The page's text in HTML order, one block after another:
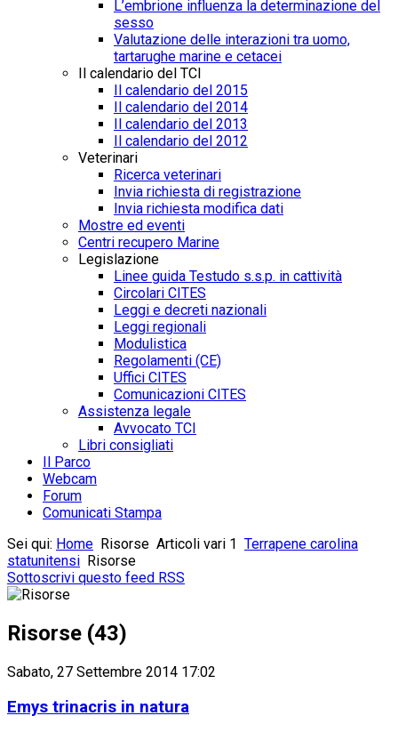
L’embrione influenza la determinazione del
sesso
Valutazione delle interazioni tra uomo,
tartarughe marine e cetacei
Il calendario del TCI
Il calendario del 2015
Il calendario del 2014
Il calendario del 2013
Il calendario del 2012
Veterinari
Ricerca veterinari
Invia richiesta di registrazione
Invia richiesta modifica dati
Mostre ed eventi
Centri recupero Marine
Legislazione
Linee guida Testudo s.s.p. in cattività
Circolari CITES
Leggi e decreti nazionali
Leggi regionali
Modulistica
Regolamenti (CE)
Uffici CITES
Comunicazioni CITES
Assistenza legale
Avvocato TCI
Libri consigliati
Il Parco
Webcam
Forum
Comunicati Stampa
Sei qui: Home Risorse Articoli vari 1 Terrapene carolina
statunitensi Risorse
Sottoscrivi questo feed RSS
Risorse (43)
Sabato, 27 Settembre 2014 17:02
Emys trinacris in natura